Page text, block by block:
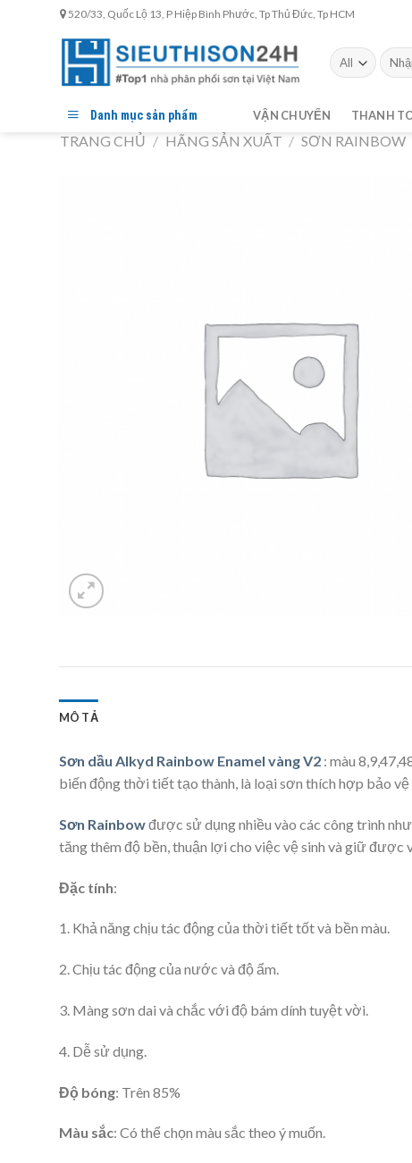
520/33, Quốc Lộ 13, P Hiệp Bình Phước, Tp Thủ Đức, Tp HCM
Tìm
kiếm:
Danh mục sản phẩm VẬN CHUYỂN THANH
TRANG CHỦ / HÃNG SẢN XUẤT / SƠN RAINBOW
MÔ TẢ
Sơn dầu Alkyd Rainbow Enamel vàng V2: màu
biến động thời tiết tạo thành, là loại sơn thích hợp bảo
Sơn Rainbowđược sử dụng nhiều vào các công trình
tăng thêm độ bền, thuận lợi cho việc vệ sinh và giữ được
Đặc tính:
1. Khả năng chịu tác động của thời tiết tốt và bền màu.
2. Chịu tác động của nước và độ ẩm.
3. Màng sơn dai và chắc với độ bám dính tuyệt vời.
4. Dễ sử dụng.
Độ bóng: Trên 85%
Màu sắc: Có thể chọn màu sắc theo ý muốn.